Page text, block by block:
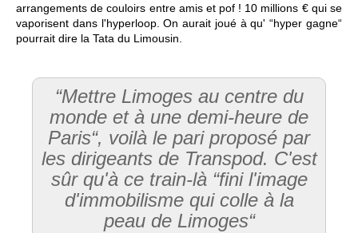
arrangements de couloirs entre amis et pof ! 10 millions € qui se
vaporisent dans l'hyperloop. On aurait joué à qu' “hyper gagne“
pourrait dire la Tata du Limousin.
“Mettre Limoges au centre du
monde et à une demi-heure de
Paris“, voilà le pari proposé par
les dirigeants de Transpod. C'est
sûr qu'à ce train-là “fini l'image
d'immobilisme qui colle à la
peau de Limoges“